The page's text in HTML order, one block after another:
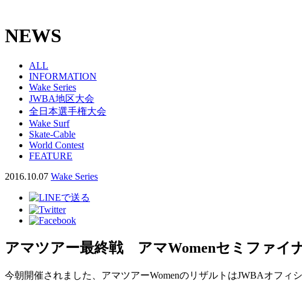
NEWS
ALL
INFORMATION
Wake Series
JWBA地区大会
全日本選手権大会
Wake Surf
Skate-Cable
World Contest
FEATURE
2016.10.07 Wake Series
アマツアー最終戦 アマWomenセミファイ
今朝開催されました、アマツアーWomenのリザルトはJWBAオフィ